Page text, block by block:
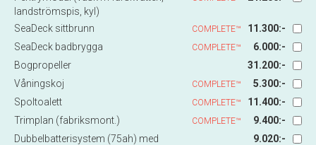
landströmspis, kyl)
SeaDeck sittbrunn COMPLETE™
11.300:-
SeaDeck badbrygga
COMPLETE™
6.000:-
Bogpropeller
31.200:-
Våningskoj
COMPLETE™
5.300:-
Spoltoalett
COMPLETE™
11.400:-
Trimplan (fabriksmont.)
COMPLETE™
9.400:-
Dubbelbatterisystem (75ah) med
9.020:-